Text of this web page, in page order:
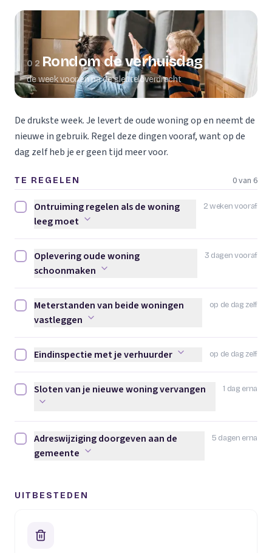
02 Rondom de verhuisdag
de week voor en na de sleuteloverdracht
De drukste week. Je levert de oude woning op en neemt de
nieuwe in gebruik. Regel deze dingen vooraf, want op de
dag zelf heb je er geen tijd meer voor.
TE REGELEN 0 van 6
2 weken vooraf
Ontruiming regelen als de woning leeg moet afvinken
Ontruiming regelen als de woning
leeg moet
3 dagen vooraf
Oplevering oude woning schoonmaken afvinken
Oplevering oude woning
schoonmaken
op de dag zelf
Meterstanden van beide woningen vastleggen afvinken
Meterstanden van beide woningen
vastleggen
op de dag zelf
Eindinspectie met je verhuurder afvinken
Eindinspectie met je verhuurder
1 dag erna
Sloten van je nieuwe woning vervangen afvinken
Sloten van je nieuwe woning vervangen
5 dagen erna
Adreswijziging doorgeven aan de gemeente afvinken
Adreswijziging doorgeven aan de
gemeente
UITBESTEDEN